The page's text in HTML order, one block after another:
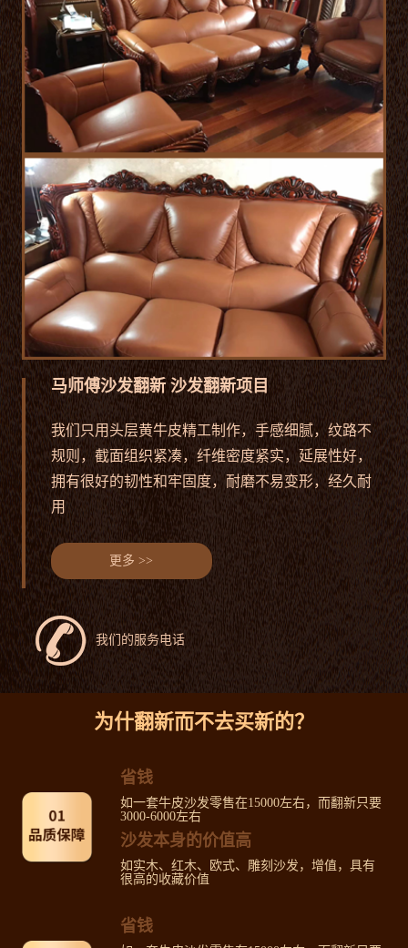
马师傅沙发翻新 沙发翻新项目
我们只用头层黄牛皮精工制作，手感细腻，纹路不
规则，截面组织紧凑，纤维密度紧实，延展性好，
拥有很好的韧性和牢固度，耐磨不易变形，经久耐
用
更多 >>
我们的服务电话
为什翻新而不去买新的？
省钱
如一套牛皮沙发零售在15000左右，而翻新只要
3000-6000左右
沙发本身的价值高
如实木、红木、欧式、雕刻沙发，增值，具有
很高的收藏价值
省钱